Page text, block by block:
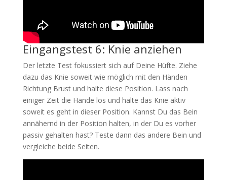
Eingangstest 6: Knie anziehen
Der letzte Test fokussiert sich auf Deine Hüfte. Ziehe
dazu das Knie soweit wie möglich mit den Händen
Richtung Brust und halte diese Position. Lass nach
einiger Zeit die Hände los und halte das Knie aktiv
soweit es geht in dieser Position. Kannst Du das Bein
annähernd in der Position halten, in der Du es vorher
passiv gehalten hast? Teste dann das andere Bein und
vergleiche beide Seiten.